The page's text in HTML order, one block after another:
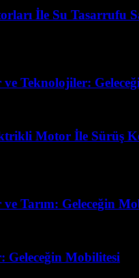
İle Su Tasarrufu
Teknolojiler:
Motor İle Sürüş
Tarım: Geleceğin
Mobilitesi